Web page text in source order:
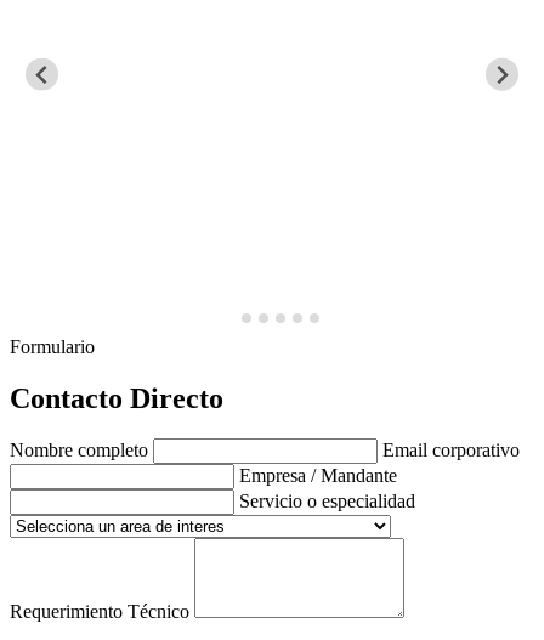
Formulario
Contacto Directo
Nombre completo
Email corporativo
Empresa / Mandante
Servicio o especialidad
Requerimiento Técnico